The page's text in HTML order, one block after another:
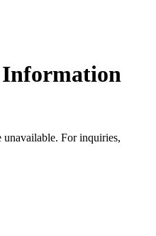
Information
For inquiries,